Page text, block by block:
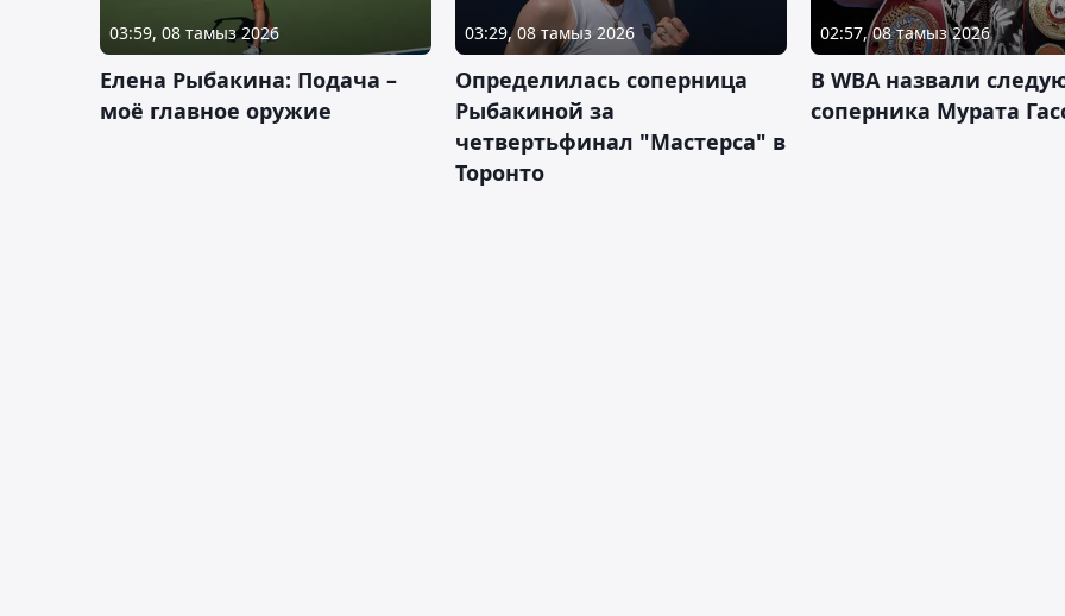
03:59, 08 тамыз 2026
Елена Рыбакина: Подача –
моё главное оружие
03:29, 08 тамыз 2026
Определилась соперница
Рыбакиной за
четвертьфинал "Мастерса" в
Торонто
02:57, 08 тамыз 2026
В WBA назвали
соперника Мурата